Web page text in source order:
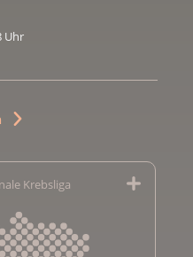
Uhr
Krebsliga